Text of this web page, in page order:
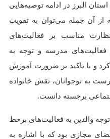
البرز در ادامه توصیه‌هایی
از آن جمله می‌توان به تقویت
مناسب بر فعالیت‌های
مدرسه و توجه به
و با تاکید بر ضرورت آموزش
به نوجوانان، نقش خانواده
برجسته دانست.
والدین به فعالیت‌های برخط
مجازی بود که با اشاره به